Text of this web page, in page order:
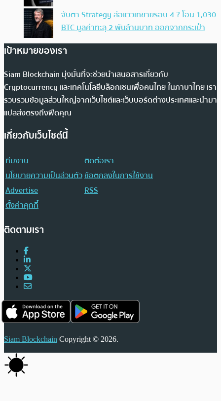
จับตา Strategy ส่อแววเทขายรอบ 4 ? โอน 1,030
BTC มูลค่าทะลุ 2 พันล้านบาท ออกจากกระเป๋า
เป้าหมายของเรา
Siam Blockchain มุ่งมั่นที่จะช่วยนำเสนอสารเกี่ยวกับ
Cryptocurrency และเทคโนโลยีบล็อกเชนเพื่อคนไทย ในภาษาไทย เรา
รวบรวมข้อมูลส่วนใหญ่จากเว็บไซต์และเว็บบอร์ดต่างประเทศและนำมา
แปลส่งตรงถึงฟีดคุณ
เกี่ยวกับเว็บไซต์นี้
ทีมงาน
ติดต่อเรา
นโยบายความเป็นส่วนตัวข้อตกลงในการใช้งาน
Advertise
RSS
ตั้งค่าคุกกี้
ติดตามเรา
Siam Blockchain Copyright © 2026.